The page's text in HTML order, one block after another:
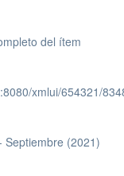
del ítem
xmlui/654321/
Septiembre (2021)